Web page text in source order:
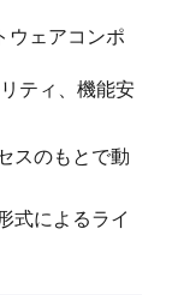
ウェアコンポ
ティ、機能安
スのもとで動
式によるライ